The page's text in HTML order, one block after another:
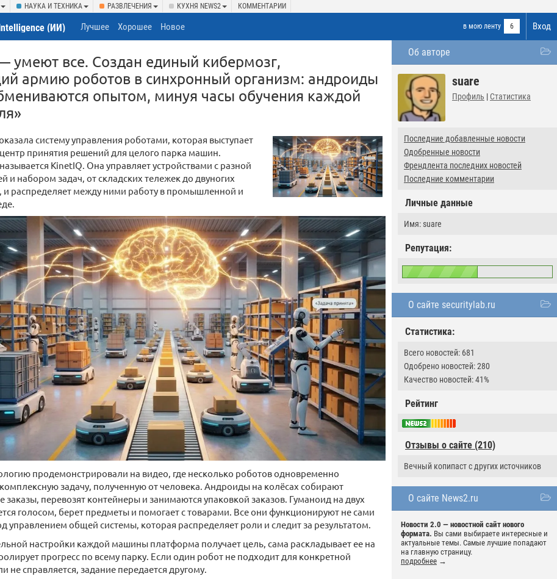
НАУКА И ТЕХНИКА РАЗВЛЕЧЕНИЯ КУХНЯ NEWS2 КОММЕНТАРИИ
Вход
(ИИ) в мою ленту 6
Лучшее Хорошее Новое
Об авторе
suare
Профиль | Статистика
Последние добавленные новости
Одобренные новости
Френдлента последних новостей
Последние комментарии
Личные данные
Имя: suare
Репутация:
О сайте securitylab.ru
Статистика:
Всего новостей: 681
Одобрено новостей: 280
Качество новостей: 41%
Рейтинг
Отзывы о сайте (210)
Вечный копипаст с других источников
О сайте News2.ru
Новости 2.0 — новостной сайт нового
формата. Вы сами выбираете интересные и
актуальные темы. Самые лучшие попадают
на главную страницу.
подробнее →
умеют все. Создан единый кибермозг,
армию роботов в синхронный организм: андроиды
опытом, минуя часы обучения каждой
систему управления роботами, которая выступает
принятия решений для целого парка машин.
KinetIQ. Она управляет устройствами с разной
и набором задач, от складских тележек до двуногих
и распределяет между ними работу в промышленной и
продемонстрировали на видео, где несколько роботов одновременно
задачу, полученную от человека. Андроиды на колёсах собирают
заказы, перевозят контейнеры и занимаются упаковкой заказов. Гуманоид на двух
голосом, берет предметы и помогает с товарами. Все они функционируют не сами
управлением общей системы, которая распределяет роли и следит за результатом.
настройки каждой машины платформа получает цель, сама раскладывает ее на
прогресс по всему парку. Если один робот не подходит для конкретной
не справляется, задание передается другому.